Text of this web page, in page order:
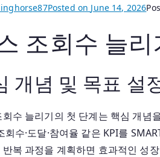
Posted on June 14, 2026
조회수 늘
개념 및 목표 설
회수 늘리기의 첫 단계는 핵심 개념
회수·도달·참여율 같은 KPI를
반복 과정을 계획하면 효과적인 성